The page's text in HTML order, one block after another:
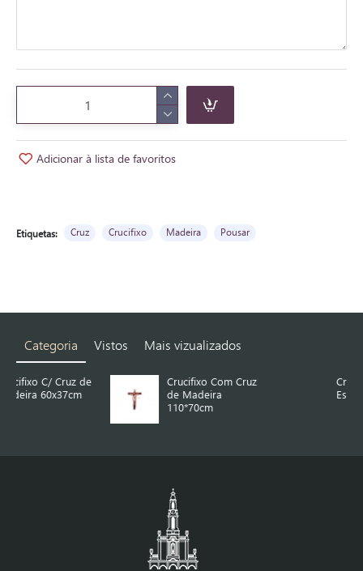
Adicionar à lista de favoritos
Etiquetas: Cruz Crucifixo Madeira Pousar
Categoria Vistos Mais vizualizados
Crucifixo Com Cruz
de Madeira
110*70cm